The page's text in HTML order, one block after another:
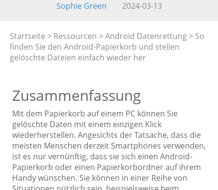
Sophie Green 2024-03-13
Startseite > Ressourcen >Android Datenrettung > So
finden Sie den Android-Papierkorb und stellen
gelöschte Dateien einfach wieder her
Zusammenfassung
Mit dem Papierkorb auf einem PC können Sie
gelöschte Daten mit einem einzigen Klick
wiederherstellen. Angesichts der Tatsache, dass die
meisten Menschen derzeit Smartphones verwenden,
ist es nur vernünftig, dass sie sich einen Android-
Papierkorb oder einen Papierkorbordner auf ihrem
Handy wünschen. Sie können in einer Reihe von